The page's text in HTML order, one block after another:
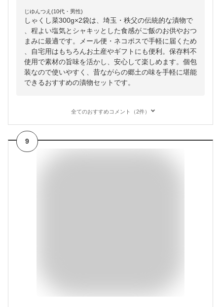
じゆんつえ(10代・男性)
しゃくし菜300g×2袋は、埼玉・秩父の伝統的な漬物で
、程よい塩気とシャキッとした食感がご飯のお供やおつ
まみに最適です。メール便・ネコポスで手軽に届くため
、自宅用はもちろんお土産やギフトにも便利。保存料不
使用で素材の旨味を活かし、安心して楽しめます。個包
装なので使いやすく、昔ながらの郷土の味を手軽に堪能
できるおすすめの漬物セットです。
全てのおすすめコメント（2件）
9